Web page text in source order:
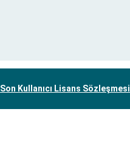
Son Kullanıcı Lisans Sözleşmesi